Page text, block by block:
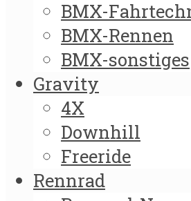
BMX-
BMX-Rennen
BMX-sonstiges
Gravity
4X
Downhill
Freeride
Rennrad